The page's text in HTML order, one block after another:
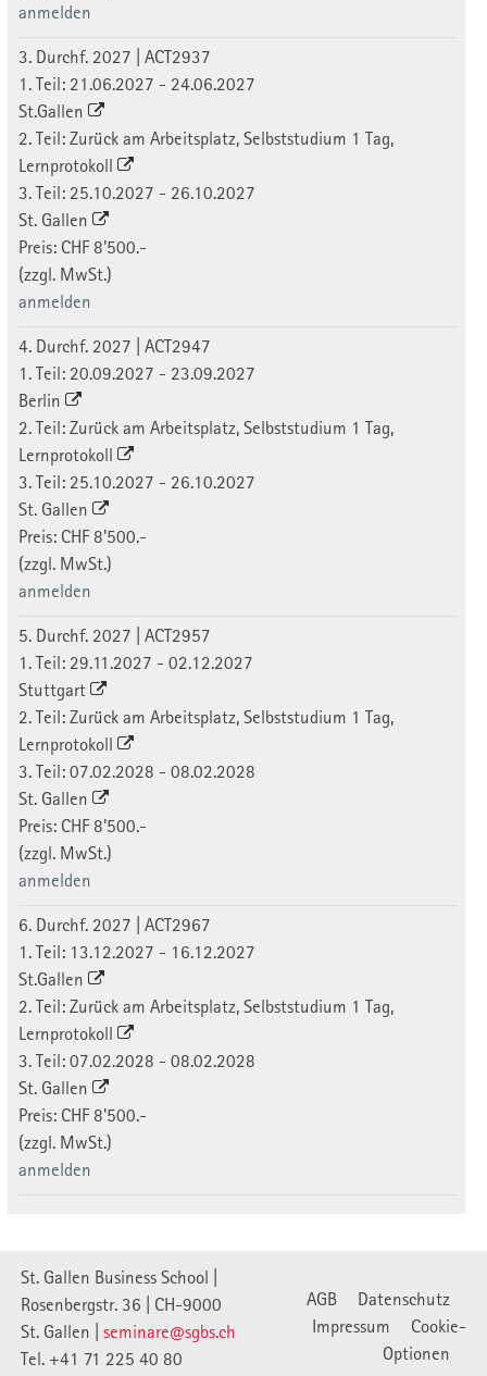
anmelden
3. Durchf. 2027 | ACT2937
1. Teil: 21.06.2027 - 24.06.2027
St.Gallen
2. Teil: Zurück am Arbeitsplatz, Selbststudium 1 Tag,
Lernprotokoll
3. Teil: 25.10.2027 - 26.10.2027
St. Gallen
Preis: CHF 8'500.-
(zzgl. MwSt.)
anmelden
4. Durchf. 2027 | ACT2947
1. Teil: 20.09.2027 - 23.09.2027
Berlin
2. Teil: Zurück am Arbeitsplatz, Selbststudium 1 Tag,
Lernprotokoll
3. Teil: 25.10.2027 - 26.10.2027
St. Gallen
Preis: CHF 8'500.-
(zzgl. MwSt.)
anmelden
5. Durchf. 2027 | ACT2957
1. Teil: 29.11.2027 - 02.12.2027
Stuttgart
2. Teil: Zurück am Arbeitsplatz, Selbststudium 1 Tag,
Lernprotokoll
3. Teil: 07.02.2028 - 08.02.2028
St. Gallen
Preis: CHF 8'500.-
(zzgl. MwSt.)
anmelden
6. Durchf. 2027 | ACT2967
1. Teil: 13.12.2027 - 16.12.2027
St.Gallen
2. Teil: Zurück am Arbeitsplatz, Selbststudium 1 Tag,
Lernprotokoll
3. Teil: 07.02.2028 - 08.02.2028
St. Gallen
Preis: CHF 8'500.-
(zzgl. MwSt.)
anmelden
St. Gallen Business School |
Rosenbergstr. 36 | CH-9000
St. Gallen | seminare@sgbs.ch
Tel. +41 71 225 40 80
AGB
Datenschutz
Impressum
Cookie-
Optionen